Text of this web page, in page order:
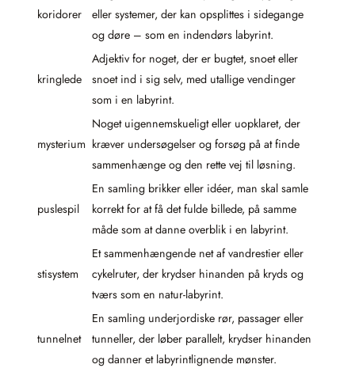
koridorer
eller systemer, der kan opsplittes i sidegange
og døre – som en indendørs labyrint.
kringlede
Adjektiv for noget, der er bugtet, snoet eller
snoet ind i sig selv, med utallige vendinger
som i en labyrint.
mysterium
Noget uigennemskueligt eller uopklaret, der
kræver undersøgelser og forsøg på at finde
sammenhænge og den rette vej til løsning.
puslespil
En samling brikker eller idéer, man skal samle
korrekt for at få det fulde billede, på samme
måde som at danne overblik i en labyrint.
stisystem
Et sammenhængende net af vandrestier eller
cykelruter, der krydser hinanden på kryds og
tværs som en natur-labyrint.
tunnelnet
En samling underjordiske rør, passager eller
tunneller, der løber parallelt, krydser hinanden
og danner et labyrintlignende mønster.